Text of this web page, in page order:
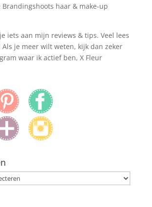
haar & make-up
iets aan mijn reviews & tips. Veel lees
je meer wilt weten, kijk dan zeker
waar ik actief ben, X Fleur